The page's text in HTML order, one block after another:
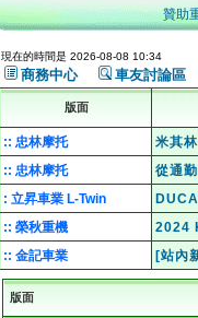
贊助
現在的時間是 2026-08-08 10:34
商務中心 車友討論區
版面
:: 忠林摩托 米其
:: 忠林摩托 從通
: 立昇車業 L-Twin
:: 榮秋重機 2024
:: 金記車業 [站內
版面